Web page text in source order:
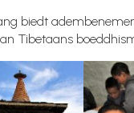
biedt
Tibetaans